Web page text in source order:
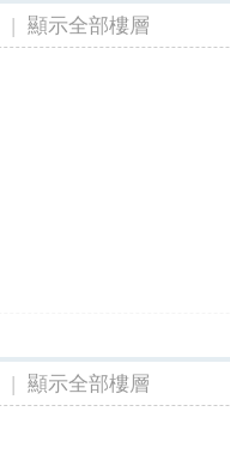
| 顯示全部樓層
| 顯示全部樓層